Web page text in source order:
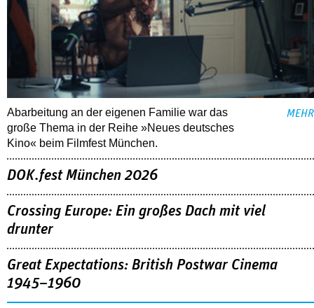
Abarbeitung an der eigenen Familie war das
große Thema in der Reihe »Neues deutsches
Kino« beim Filmfest München.
MEHR
DOK.fest München 2026
Crossing Europe: Ein großes Dach mit viel
drunter
Great Expectations: British Postwar Cinema
1945–1960